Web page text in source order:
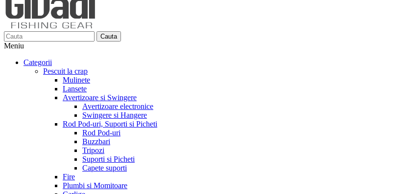
Cauta
Meniu
Categorii
Pescuit la crap
Mulinete
Lansete
Avertizoare si Swingere
Avertizoare electronice
Swingere si Hangere
Rod Pod-uri, Suporti si Picheti
Rod Pod-uri
Buzzbari
Tripozi
Suporti si Picheti
Capete suporti
Fire
Plumbi si Momitoare